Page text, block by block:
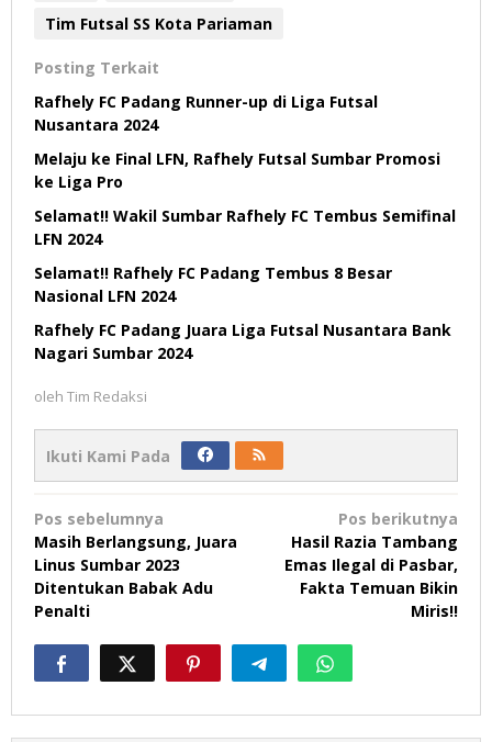
Tim Futsal SS Kota Pariaman
Posting Terkait
Rafhely FC Padang Runner-up di Liga Futsal
Nusantara 2024
Melaju ke Final LFN, Rafhely Futsal Sumbar Promosi
ke Liga Pro
Selamat!! Wakil Sumbar Rafhely FC Tembus Semifinal
LFN 2024
Selamat!! Rafhely FC Padang Tembus 8 Besar
Nasional LFN 2024
Rafhely FC Padang Juara Liga Futsal Nusantara Bank
Nagari Sumbar 2024
oleh Tim Redaksi
Ikuti Kami Pada
Navigasi
pos
Pos sebelumnya
Masih Berlangsung, Juara
Linus Sumbar 2023
Ditentukan Babak Adu
Penalti
Pos berikutnya
Hasil Razia Tambang
Emas Ilegal di Pasbar,
Fakta Temuan Bikin
Miris!!